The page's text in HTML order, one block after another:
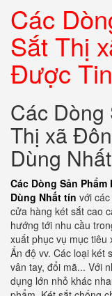
Các
Sắt Thị
Được
Các Dòng
Thị xã
Dùng Nhất
Các Dòng Sản
Dùng Nhất tín với
cửa hàng két sắt cao
hướng tới nhu cầu
xuất phục vụ mục tiêu
Ấn độ vv. Các loại két
vân tay, đổi mã... Với
dụng lớn nhỏ khác